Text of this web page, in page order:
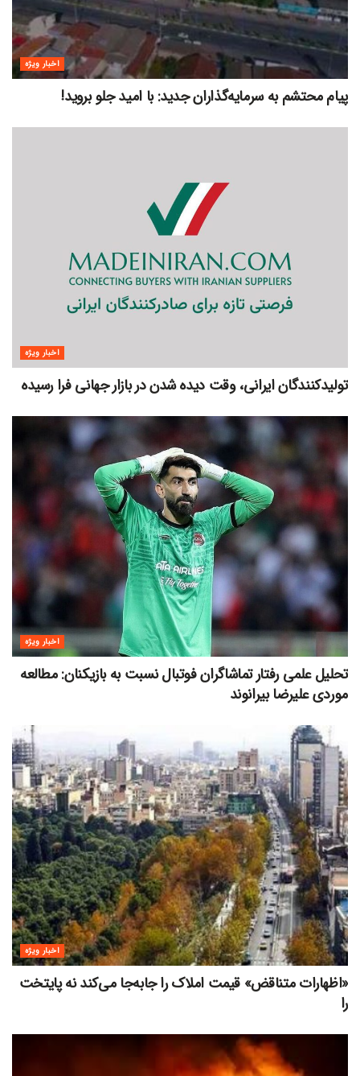
اخبار ویژه
پیام محتشم به سرمایه‌گذاران جدید: با امید جلو بروید!
اخبار ویژه
تولیدکنندگان ایرانی، وقت دیده شدن در بازار جهانی فرا رسیده
اخبار ویژه
تحلیل علمی رفتار تماشاگران فوتبال نسبت به بازیکنان: مطالعه
موردی علیرضا بیرانوند
اخبار ویژه
«اظهارات متناقض» قیمت‌ املاک را جابه‌جا می‌کند نه پایتخت
را